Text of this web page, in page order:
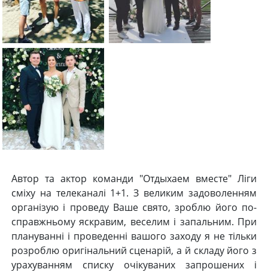
Автор та актор команди "Отдыхаем вместе" Ліги
сміху на телеканалі 1+1. З великим задоволенням
організую і проведу Ваше свято, зроблю його по-
справжньому яскравим, веселим і запальним. При
плануванні і проведенні вашого заходу я не тільки
розроблю оригінальний сценарій, а й складу його з
урахуванням списку очікуваних запрошених і